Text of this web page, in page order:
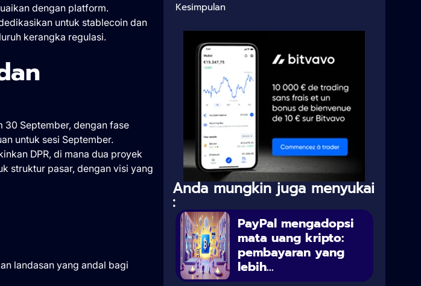
dengan platform.
untuk stablecoin dan
kerangka regulasi.
30 September, dengan fase
untuk sesi September.
DPR, di mana dua proyek
struktur pasar, dengan visi yang
landasan yang andal bagi
Kesimpulan
Anda mungkin juga menyukai
:
PayPal mengadopsi
mata uang kripto:
pembayaran yang
lebih...